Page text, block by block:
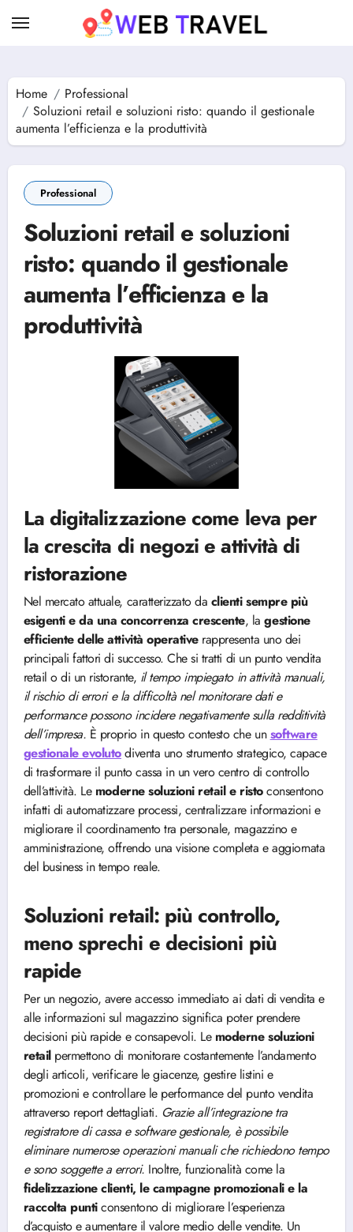
Home
Professional
Soluzioni retail e soluzioni risto: quando il gestionale
aumenta l’efficienza e la produttività
Professional
Soluzioni retail e soluzioni
risto: quando il gestionale
aumenta l’efficienza e la
produttività
La digitalizzazione come leva per
la crescita di negozi e attività di
ristorazione
Nel mercato attuale, caratterizzato da clienti sempre più
esigenti e da una concorrenza crescente, lagestione
efficiente delle attività operativerappresenta uno dei
principali fattori di successo. Che si tratti di un punto vendita
retail o di un ristorante, il tempo impiegato in attività manuali,
il rischio di errori e la difficoltà nel monitorare dati e
performance possono incidere negativamente sulla redditività
dell’impresa. È proprio in questo contesto che unsoftware
gestionale evolutodiventa uno strumento strategico, capace
di trasformare il punto cassa in un vero centro di controllo
dell’attività. Le moderne soluzioni retail e ristoconsentono
infatti di automatizzare processi, centralizzare informazioni e
migliorare il coordinamento tra personale, magazzino e
amministrazione, offrendo una visione completa e aggiornata
del business in tempo reale.
Soluzioni retail: più controllo,
meno sprechi e decisioni più
rapide
Per un negozio, avere accesso immediato ai dati di vendita e
alle informazioni sul magazzino significa poter prendere
decisioni più rapide e consapevoli. Le moderne soluzioni
retailpermettono di monitorare costantemente l’andamento
degli articoli, verificare le giacenze, gestire listini e
promozioni e controllare le performance del punto vendita
attraverso report dettagliati. Grazie all’integrazione tra
registratore di cassa e software gestionale, è possibile
eliminare numerose operazioni manuali che richiedono tempo
e sono soggette a errori. Inoltre, funzionalità come la
fidelizzazione clienti, le campagne promozionali e la
raccolta punticonsentono di migliorare l’esperienza
d’acquisto e aumentare il valore medio delle vendite. Un